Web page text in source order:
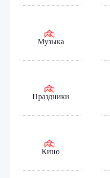
Музыка
Праздники
Кино